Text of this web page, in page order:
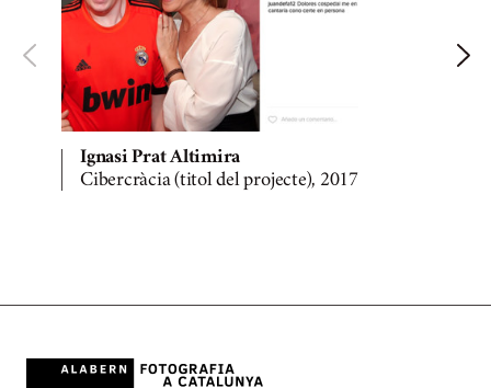
Ignasi Prat Altimira
Cibercràcia (titol del projecte), 2017